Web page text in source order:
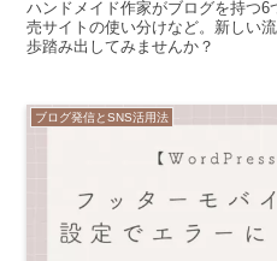
ハンドメイド作家がブログを持つ
売サイトの使い分けなど。新しい
歩踏み出してみませんか？
ブログ発信とSNS活用法